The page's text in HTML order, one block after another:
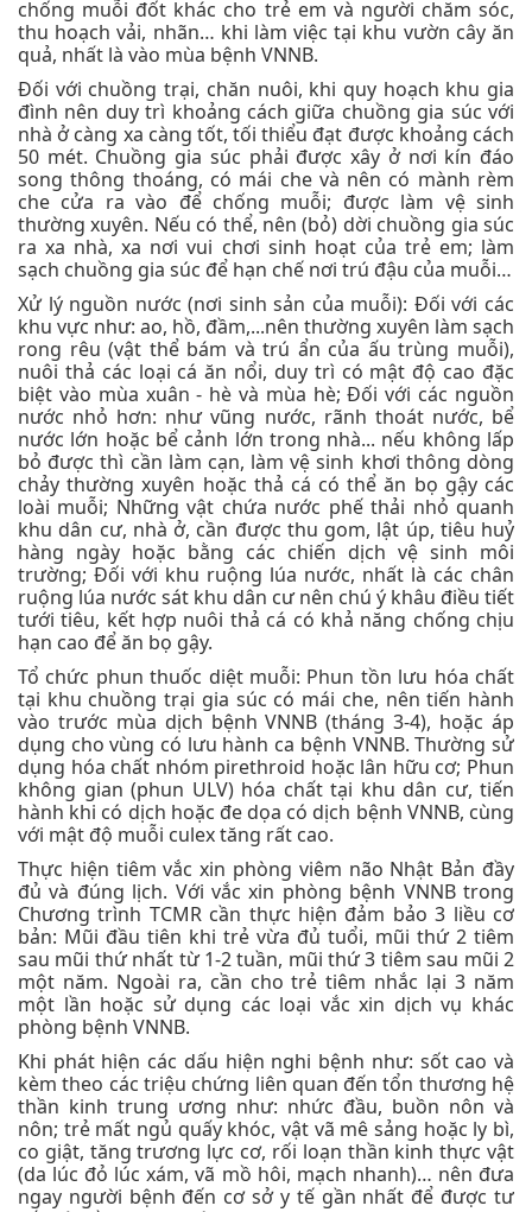
chống muỗi đốt khác cho trẻ em và người chăm sóc,
thu hoạch vải, nhãn… khi làm việc tại khu vườn cây ăn
quả, nhất là vào mùa bệnh VNNB.
Đối với chuồng trại, chăn nuôi, khi quy hoạch khu gia
đình nên duy trì khoảng cách giữa chuồng gia súc với
nhà ở càng xa càng tốt, tối thiểu đạt được khoảng cách
50 mét. Chuồng gia súc phải được xây ở nơi kín đáo
song thông thoáng, có mái che và nên có mành rèm
che cửa ra vào để chống muỗi; được làm vệ sinh
thường xuyên. Nếu có thể, nên (bỏ) dời chuồng gia súc
ra xa nhà, xa nơi vui chơi sinh hoạt của trẻ em; làm
sạch chuồng gia súc để hạn chế nơi trú đậu của muỗi…
Xử lý nguồn nước (nơi sinh sản của muỗi): Đối với các
khu vực như: ao, hồ, đầm,...nên thường xuyên làm sạch
rong rêu (vật thể bám và trú ẩn của ấu trùng muỗi),
nuôi thả các loại cá ăn nổi, duy trì có mật độ cao đặc
biệt vào mùa xuân - hè và mùa hè; Đối với các nguồn
nước nhỏ hơn: như vũng nước, rãnh thoát nước, bể
nước lớn hoặc bể cảnh lớn trong nhà... nếu không lấp
bỏ được thì cần làm cạn, làm vệ sinh khơi thông dòng
chảy thường xuyên hoặc thả cá có thể ăn bọ gậy các
loài muỗi; Những vật chứa nước phế thải nhỏ quanh
khu dân cư, nhà ở, cần được thu gom, lật úp, tiêu huỷ
hàng ngày hoặc bằng các chiến dịch vệ sinh môi
trường; Đối với khu ruộng lúa nước, nhất là các chân
ruộng lúa nước sát khu dân cư nên chú ý khâu điều tiết
tưới tiêu, kết hợp nuôi thả cá có khả năng chống chịu
hạn cao để ăn bọ gậy.
Tổ chức phun thuốc diệt muỗi: Phun tồn lưu hóa chất
tại khu chuồng trại gia súc có mái che, nên tiến hành
vào trước mùa dịch bệnh VNNB (tháng 3-4), hoặc áp
dụng cho vùng có lưu hành ca bệnh VNNB. Thường sử
dụng hóa chất nhóm pirethroid hoặc lân hữu cơ; Phun
không gian (phun ULV) hóa chất tại khu dân cư, tiến
hành khi có dịch hoặc đe dọa có dịch bệnh VNNB, cùng
với mật độ muỗi culex tăng rất cao.
Thực hiện tiêm vắc xin phòng viêm não Nhật Bản đầy
đủ và đúng lịch. Với vắc xin phòng bệnh VNNB trong
Chương trình TCMR cần thực hiện đảm bảo 3 liều cơ
bản: Mũi đầu tiên khi trẻ vừa đủ tuổi, mũi thứ 2 tiêm
sau mũi thứ nhất từ 1-2 tuần, mũi thứ 3 tiêm sau mũi 2
một năm. Ngoài ra, cần cho trẻ tiêm nhắc lại 3 năm
một lần hoặc sử dụng các loại vắc xin dịch vụ khác
phòng bệnh VNNB.
Khi phát hiện các dấu hiện nghi bệnh như: sốt cao và
kèm theo các triệu chứng liên quan đến tổn thương hệ
thần kinh trung ương như: nhức đầu, buồn nôn và
nôn; trẻ mất ngủ quấy khóc, vật vã mê sảng hoặc ly bì,
co giật, tăng trương lực cơ, rối loạn thần kinh thực vật
(da lúc đỏ lúc xám, vã mồ hôi, mạch nhanh)… nên đưa
ngay người bệnh đến cơ sở y tế gần nhất để được tư